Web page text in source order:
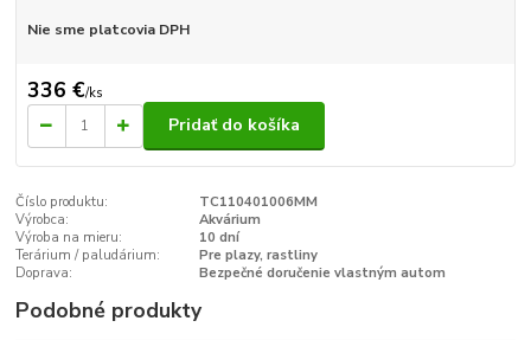
Nie sme platcovia DPH
336 €/ks
Pridať do košíka
Číslo produktu:
TC110401006MM
Výrobca:
Akvárium
Výroba na mieru:
10 dní
Terárium / paludárium:
Pre plazy, rastliny
Doprava:
Bezpečné doručenie vlastným autom
Podobné produkty